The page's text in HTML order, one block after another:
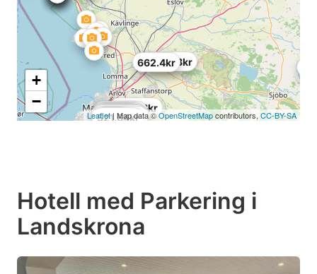
496.8kr
521.64kr
521.64kr
538.2kr
579.6kr
604.44kr
635kr
645.84kr
662.4kr
670.68kr
670.68kr
678.96kr
678.96kr
+
−
Leaflet| Map data ©OpenStreetMapcontributors, CC-BY-SA
Hotell med Parkering i
Landskrona